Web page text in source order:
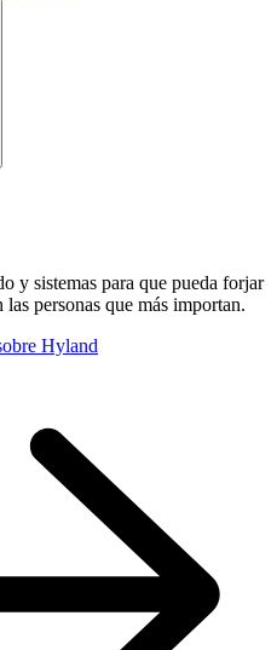
y sistemas para que pueda forjar
personas que más importan.
Hyland